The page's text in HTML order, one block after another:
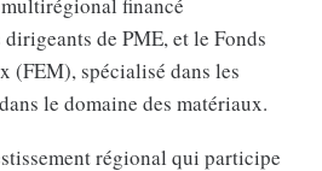
financé
de PME, et le Fonds
(FEM), spécialisé dans les
le domaine des matériaux.
régional qui participe